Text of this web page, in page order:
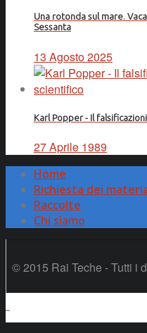
Una rotonda sul mare.
Sessanta
13 Agosto 2025
Karl Popper - Il
27 Aprile 1989
Home
Richiesta dei
Raccolte
Chi siamo
© 2015 Rai Teche - Tutti i